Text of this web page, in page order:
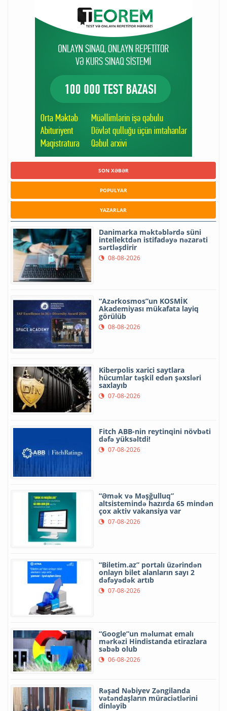
SON XƏBƏR
POPULYAR
YAZARLAR
Danimarka məktəblərdə süni
intellektdən istifadəyə nəzarəti
sərtləşdirir
08-08-2026
“Azərkosmos”un KOSMİK
Akademiyası mükafata layiq
görülüb
08-08-2026
Kiberpolis xarici saytlara
hücumlar təşkil edən şəxsləri
saxlayıb
07-08-2026
Fitch ABB-nin reytinqini növbəti
dəfə yüksəltdi!
07-08-2026
“Əmək və Məşğulluq”
altsistemində hazırda 65 mindən
çox aktiv vakansiya var
07-08-2026
“Biletim.az” portalı üzərindən
onlayn bilet alanların sayı 2
dəfəyədək artıb
07-08-2026
“Google”un məlumat emalı
mərkəzi Hindistanda etirazlara
səbəb olub
06-08-2026
Rəşad Nəbiyev Zəngilanda
vətəndaşların müraciətlərini
dinləyib